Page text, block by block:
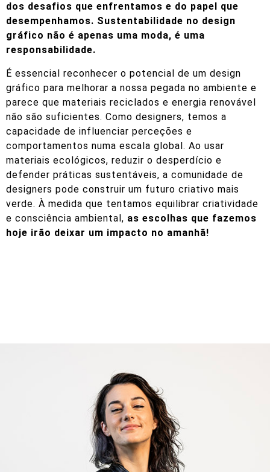
dos desafios que enfrentamos e do papel que
desempenhamos. Sustentabilidade no design
gráfico não é apenas uma moda, é uma
responsabilidade.
É essencial reconhecer o potencial de um design
gráfico para melhorar a nossa pegada no ambiente e
parece que materiais reciclados e energia renovável
não são suficientes. Como designers, temos a
capacidade de influenciar perceções e
comportamentos numa escala global. Ao usar
materiais ecológicos, reduzir o desperdício e
defender práticas sustentáveis, a comunidade de
designers pode construir um futuro criativo mais
verde. À medida que tentamos equilibrar criatividade
e consciência ambiental, as escolhas que fazemos
hoje irão deixar um impacto no amanhã!